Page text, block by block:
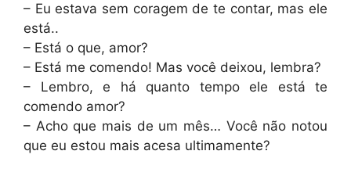
– Eu estava sem coragem de te contar, mas ele
está..
– Está o que, amor?
– Está me comendo! Mas você deixou, lembra?
– Lembro, e há quanto tempo ele está te
comendo amor?
– Acho que mais de um mês… Você não notou
que eu estou mais acesa ultimamente?